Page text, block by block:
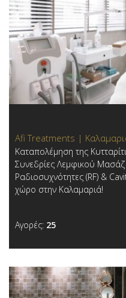
Afi Treatments |
Καταπολέμηση της
Συνεδρίες Λεμφικoύ
Ραδιοσυχνότητες (RF) &
χώρο στην Καλαμαριά!
Αγορές: 25